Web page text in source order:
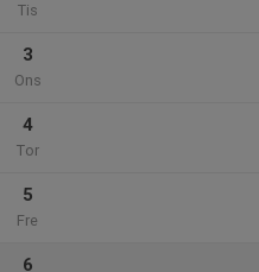
Tis
3
Ons
4
Tor
5
Fre
6